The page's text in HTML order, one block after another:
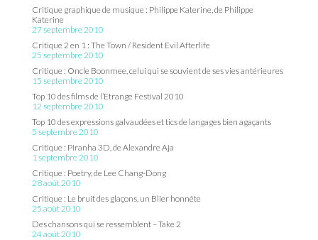
Critique graphique de musique : Philippe Katerine, de Philippe
Katerine
27 septembre 2010
Critique 2 en 1 : The Town / Resident Evil Afterlife
25 septembre 2010
Critique : Oncle Boonmee, celui qui se souvient de ses vies antérieures
15 septembre 2010
Top 10 des films de l’Etrange Festival 2010
12 septembre 2010
Top 10 des expressions galvaudées et tics de langages bien agaçants
5 septembre 2010
Critique : Piranha 3D, de Alexandre Aja
1 septembre 2010
Critique : Poetry, de Lee Chang-Dong
28 août 2010
Critique : Le bruit des glaçons, un Blier honnête
25 août 2010
Des chansons qui se ressemblent – Take 2
24 août 2010